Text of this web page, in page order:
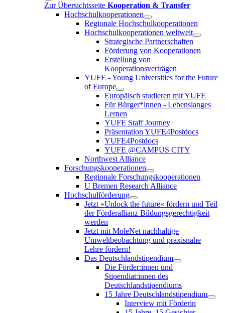
Zur Übersichtsseite Kooperation & Transfer
Hochschulkooperationen
Regionale Hochschulkooperationen
Hochschulkooperationen weltweit
Strategische Partnerschaften
Förderung von Kooperationen
Erstellung von
Kooperationsverträgen
YUFE - Young Universities for the Future
of Europe
Europäisch studieren mit YUFE
Für Bürger*innen - Lebenslanges
Lernen
YUFE Staff Journey
Präsentation YUFE4Postdocs
YUFE4Postdocs
YUFE @CAMPUS CITY
Northwest Alliance
Forschungskooperationen
Regionale Forschungskooperationen
U Bremen Research Alliance
Hochschulförderung
Jetzt »Unlock the future« fördern und Teil
der Förderallianz Bildungsgerechtigkeit
werden
Jetzt mit MoleNet nachhaltige
Umweltbeobachtung und praxisnahe
Lehre fördern!
Das Deutschlandstipendium
Die Förder:innen und
Stipendiat:innen des
Deutschlandstipendiums
15 Jahre Deutschlandstipendium
Interview mit Förderin